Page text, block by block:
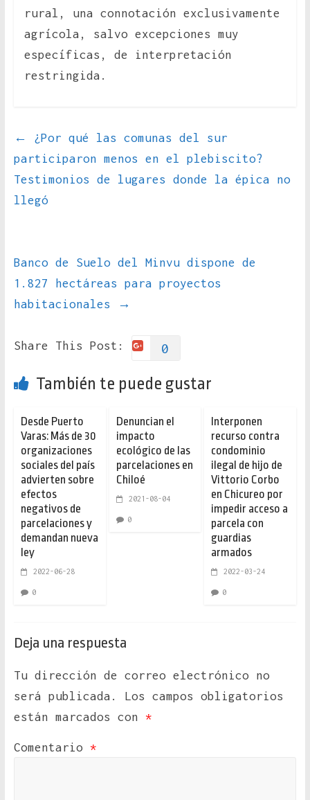
rural, una connotación exclusivamente
agrícola, salvo excepciones muy
específicas, de interpretación
restringida.
←
¿Por qué las comunas del sur
participaron menos en el plebiscito?
Testimonios de lugares donde la épica no
llegó
Banco de Suelo del Minvu dispone de
1.827 hectáreas para proyectos
habitacionales
→
Share This Post: 0
También te puede gustar
Desde Puerto
Varas: Más de 30
organizaciones
sociales del país
advierten sobre
efectos
negativos de
parcelaciones y
demandan nueva
ley
2022-06-28
0
Denuncian el
impacto
ecológico de las
parcelaciones en
Chiloé
2021-08-04
0
Interponen
recurso contra
condominio
ilegal de hijo de
Vittorio Corbo
en Chicureo por
impedir acceso a
parcela con
guardias
armados
2022-03-24
0
Deja una respuesta
Tu dirección de correo electrónico no
será publicada.
Los campos obligatorios
están marcados con *
Comentario *